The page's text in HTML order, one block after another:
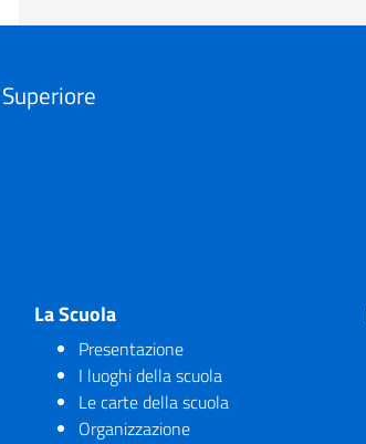
La Scuola
Presentazione
I luoghi della scuola
Le carte della scuola
Organizzazione